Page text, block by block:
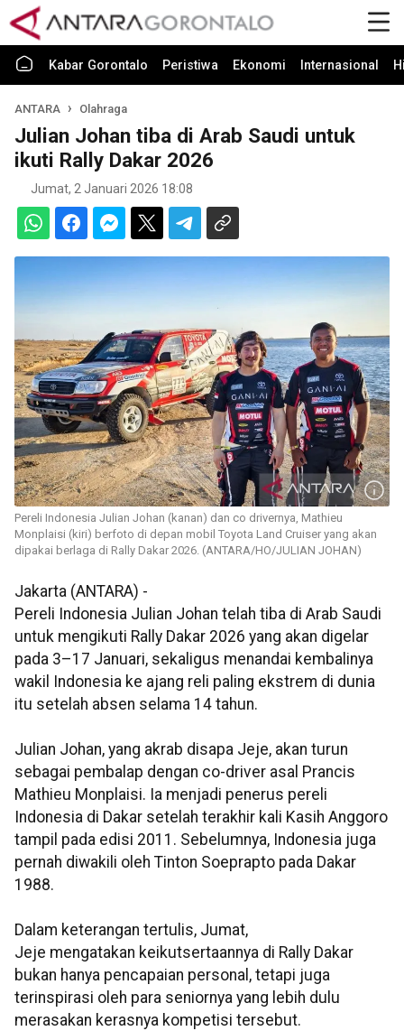
Kabar Gorontalo Peristiwa Ekonomi Internasional
ANTARA Olahraga
Julian Johan tiba di Arab Saudi untuk
ikuti Rally Dakar 2026
Jumat, 2 Januari 2026 18:08
Pereli Indonesia Julian Johan (kanan) dan co drivernya, Mathieu
Monplaisi (kiri) berfoto di depan mobil Toyota Land Cruiser yang akan
dipakai berlaga di Rally Dakar 2026. (ANTARA/HO/JULIAN JOHAN)
Jakarta (ANTARA) -
Pereli Indonesia Julian Johan telah tiba di Arab Saudi
untuk mengikuti Rally Dakar 2026 yang akan digelar
pada 3–17 Januari, sekaligus menandai kembalinya
wakil Indonesia ke ajang reli paling ekstrem di dunia
itu setelah absen selama 14 tahun.
Julian Johan, yang akrab disapa Jeje, akan turun
sebagai pembalap dengan co-driver asal Prancis
Mathieu Monplaisi. Ia menjadi penerus pereli
Indonesia di Dakar setelah terakhir kali Kasih Anggoro
tampil pada edisi 2011. Sebelumnya, Indonesia juga
pernah diwakili oleh Tinton Soeprapto pada Dakar
1988.
Dalam keterangan tertulis, Jumat,
Jeje mengatakan keikutsertaannya di Rally Dakar
bukan hanya pencapaian personal, tetapi juga
terinspirasi oleh para seniornya yang lebih dulu
merasakan kerasnya kompetisi tersebut.